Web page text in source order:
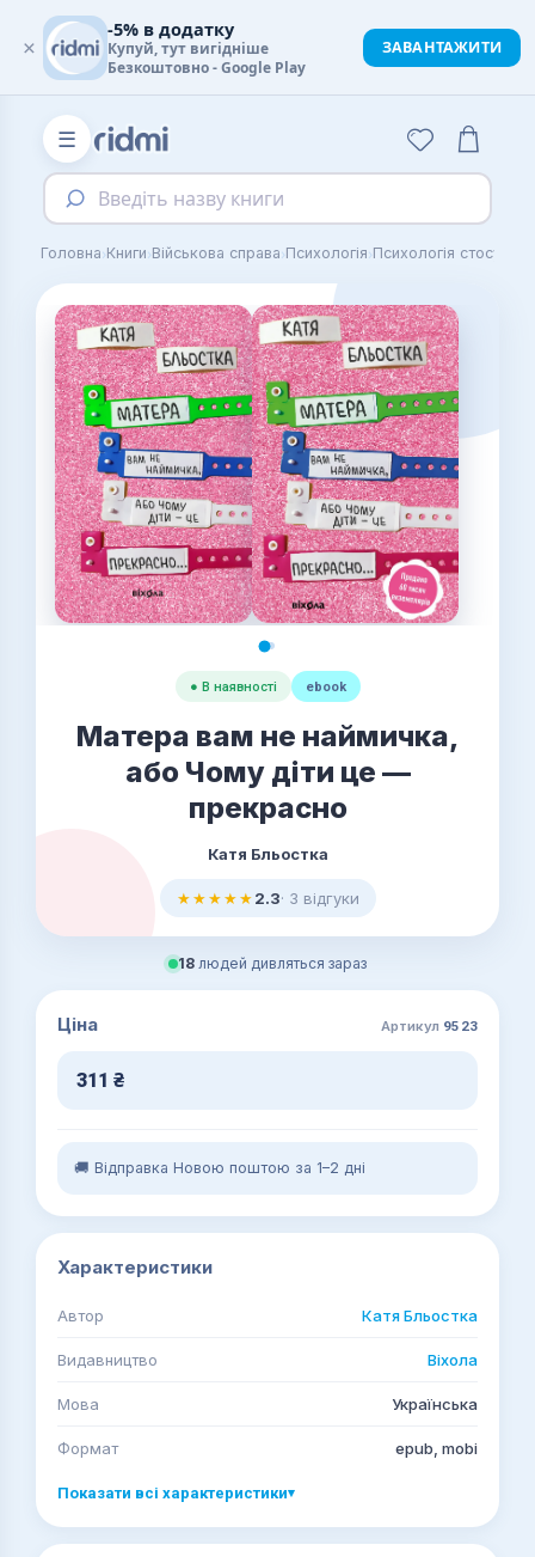
☰
Введіть назву книги
Головна›Книги›Військова справа›Психологія›Психологія стосунків
● В наявності ebook
Матера вам не наймичка,
або Чому діти це —
прекрасно
Катя Бльостка
★★★★★2.3· 3 відгуки
18 людей дивляться зараз
Ціна Артикул 9523
311 ₴
🚚 Відправка Новою поштою за 1–2 дні
Характеристики
Автор Катя Бльостка
Видавництво Віхола
Мова Українська
Формат epub, mobi
Показати всі характеристики▾
×
-5% в додатку
Купуй, тут вигідніше
Безкоштовно - Google Play
ЗАВАНТАЖИТИ